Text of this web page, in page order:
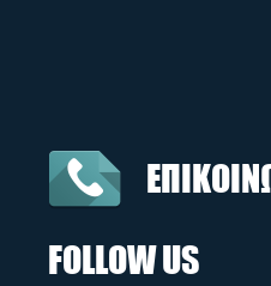
FOLLOW US